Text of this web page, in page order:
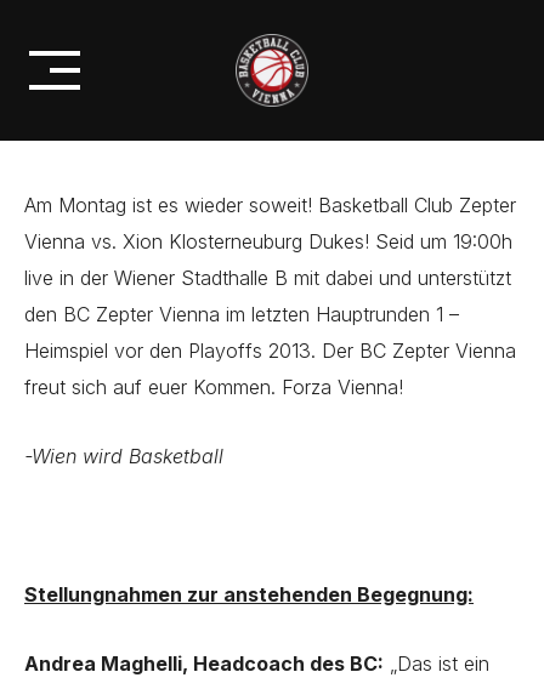
content
BC ZEPTER VIENNA VS.
KLOSTERNEUBURG DUKES
Am Montag ist es wieder soweit! Basketball Club Zepter
Vienna vs. Xion Klosterneuburg Dukes! Seid um 19:00h
live in der Wiener Stadthalle B mit dabei und unterstützt
den BC Zepter Vienna im letzten Hauptrunden 1 –
Heimspiel vor den Playoffs 2013. Der BC Zepter Vienna
freut sich auf euer Kommen. Forza Vienna!
-Wien wird Basketball
Stellungnahmen zur anstehenden Begegnung:
Andrea Maghelli, Headcoach des BC: „Das ist ein